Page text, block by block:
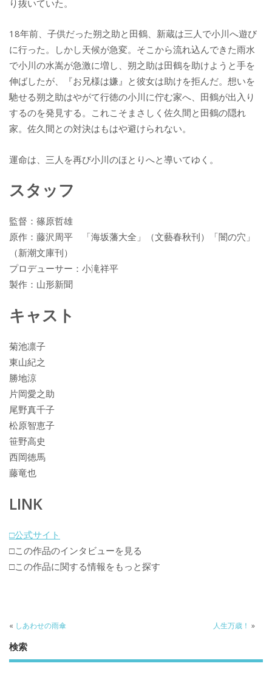
り抜いていた。
18年前、子供だった朔之助と田鶴、新蔵は三人で小川へ遊び
に行った。しかし天候が急変。そこから流れ込んできた雨水
で小川の水嵩が急激に増し、朔之助は田鶴を助けようと手を
伸ばしたが、『お兄様は嫌』と彼女は助けを拒んだ。想いを
馳せる朔之助はやがて行徳の小川に佇む家へ、田鶴が出入り
するのを発見する。これこそまさしく佐久間と田鶴の隠れ
家。佐久間との対決はもはや避けられない。
運命は、三人を再び小川のほとりへと導いてゆく。
スタッフ
監督：篠原哲雄
原作：藤沢周平 「海坂藩大全」（文藝春秋刊）「闇の穴」
（新潮文庫刊）
プロデューサー：小滝祥平
製作：山形新聞
キャスト
菊池凛子
東山紀之
勝地涼
片岡愛之助
尾野真千子
松原智恵子
笹野高史
西岡徳馬
藤竜也
LINK
□公式サイト
□この作品のインタビューを見る
□この作品に関する情報をもっと探す
« しあわせの雨傘 人生万歳！ »
検索